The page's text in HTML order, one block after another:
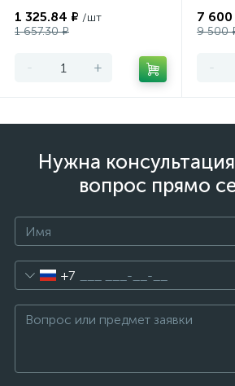
1 325.84 ₽ /шт
1 657.30 ₽
- +
7 600
9 500
-
Нужна
вопрос прямо
+7